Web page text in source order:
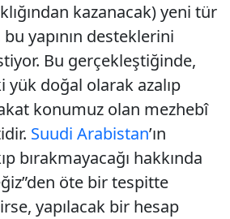
kazanacak) yeni tür
bu yapının desteklerini
Bu gerçekleştiğinde,
yük doğal olarak azalıp
konumuz olan mezhebî
Suudi Arabistan’ın
bırakmayacağı hakkında
öte bir tespitte
yapılacak bir hesap